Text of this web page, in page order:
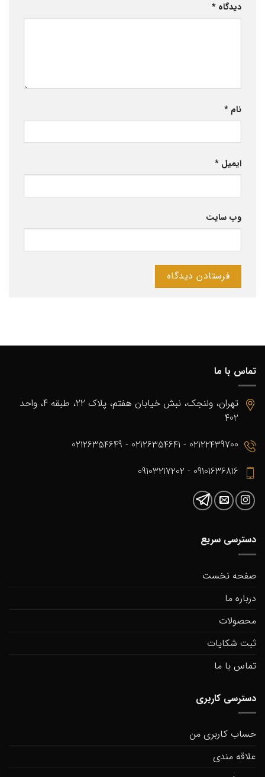
دیدگاه *
نام *
ایمیل *
وب‌ سایت
تماس با ما
تهران، ولنجک، نبش خیابان هفتم، پلاک 22، طبقه 4، واحد
402
02122439700 - 02126354641 - 02126354649
09101636816 - 09103217202
دسترسی سریع
صفحه نخست
درباره ما
محصولات
ثبت شکایات
تماس با ما
دسترسی کاربری
حساب کاربری من
علاقه مندی